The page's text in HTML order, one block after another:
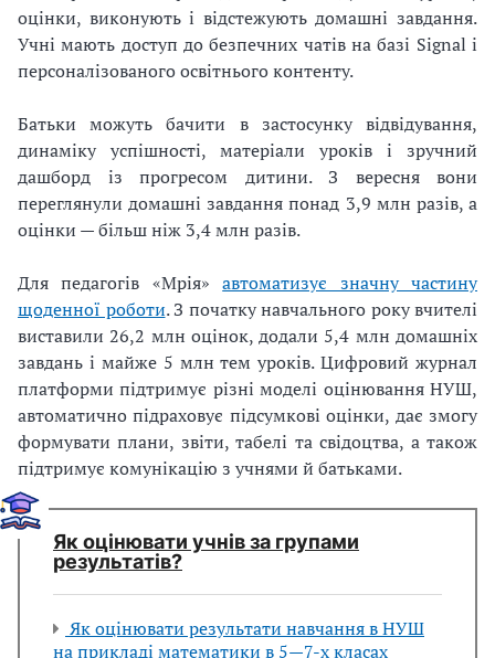
оцінки, виконують і відстежують домашні завдання.
Учні мають доступ до безпечних чатів на базі Signal і
персоналізованого освітнього контенту.
Батьки можуть бачити в застосунку відвідування,
динаміку успішності, матеріали уроків і зручний
дашборд із прогресом дитини. З вересня вони
переглянули домашні завдання понад 3,9 млн разів, а
оцінки — більш ніж 3,4 млн разів.
Для педагогів «Мрія»автоматизує значну частину
щоденної роботи. З початку навчального року вчителі
виставили 26,2 млн оцінок, додали 5,4 млн домашніх
завдань і майже 5 млн тем уроків. Цифровий журнал
платформи підтримує різні моделі оцінювання НУШ,
автоматично підраховує підсумкові оцінки, дає змогу
формувати плани, звіти, табелі та свідоцтва, а також
підтримує комунікацію з учнями й батьками.
Як оцінювати учнів за групами
результатів?
Як оцінювати результати навчання в НУШ
на прикладі математики в 5—7-х класах